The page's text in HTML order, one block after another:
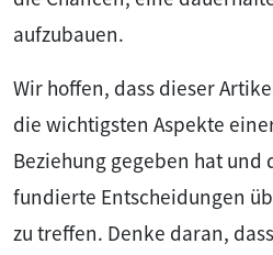
aufzubauen.
Wir hoffen, dass dieser
die wichtigsten Aspekte
Beziehung gegeben hat und
fundierte Entscheidungen
zu treffen. Denke daran,